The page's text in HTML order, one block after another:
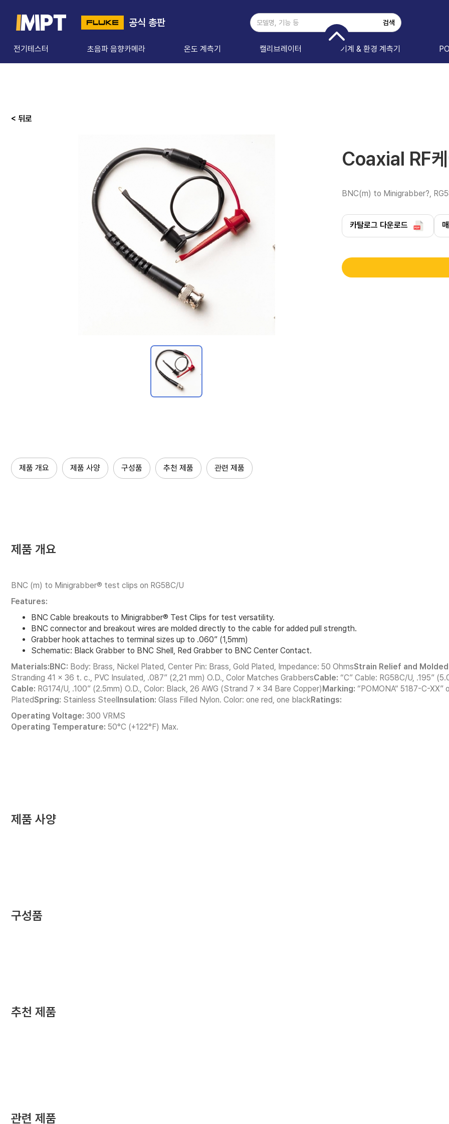
공식 총판
전기테스터 초음파 음향카메라 온도 계측기 캘리브레이터 기계 & 환경 계측기
< 뒤로
Coaxial RF
카탈로그 다운로드
제품 개요 제품 사양 구성품 추천 제품 관련 제품
제품 개요
BNC (m) to Minigrabber® test clips on RG58C/U
Features:
BNC Cable breakouts to Minigrabber® Test Clips for test versatility.
BNC connector and breakout wires are molded directly to the cable for added pull strength.
Grabber hook attaches to terminal sizes up to .060” (1,5mm)
Schematic: Black Grabber to BNC Shell, Red Grabber to BNC Center Contact.
Materials:BNC: Body: Brass, Nickel Plated, Center Pin: Brass, Gold Plated, Impedance: 50 OhmsStrain Relief and
Stranding 41 x 36 t. c., PVC Insulated, .087” (2,21 mm) O.D., Color Matches GrabbersCable: “C” Cable: RG58C/U, .195”
Cable: RG174/U, .100” (2.5mm) O.D., Color: Black, 26 AWG (Strand 7 x 34 Bare Copper)Marking: “POMONA“ 5187-C-XX”
PlatedSpring: Stainless SteelInsulation: Glass Filled Nylon. Color: one red, one blackRatings:
Operating Voltage: 300 VRMS
Operating Temperature: 50°C (+122°F) Max.
제품 사양
구성품
추천 제품
관련 제품